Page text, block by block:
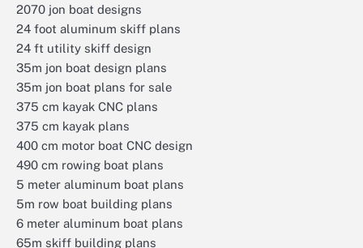
2070 jon boat designs
24 foot aluminum skiff plans
24 ft utility skiff design
35m jon boat design plans
35m jon boat plans for sale
375 cm kayak CNC plans
375 cm kayak plans
400 cm motor boat CNC design
490 cm rowing boat plans
5 meter aluminum boat plans
5m row boat building plans
6 meter aluminum boat plans
65m skiff building plans